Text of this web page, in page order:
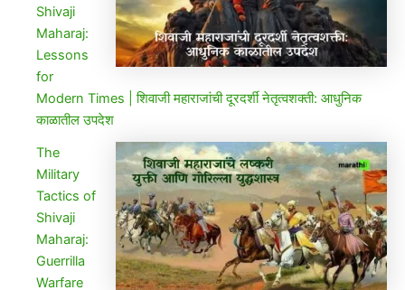
Shivaji
Maharaj:
Lessons
for
Modern Times | शिवाजी महाराजांची दूरदर्शी नेतृत्वशक्ती: आधुनिक
काळातील उपदेश
The
Military
Tactics of
Shivaji
Maharaj:
Guerrilla
Warfare